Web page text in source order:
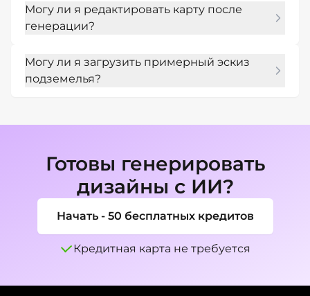
комнаты, двери, секретные ходы, опасности,
сокровища и места с боссами.
Могу ли я редактировать карту после
генерации?
чтобы перемещать комнаты, расширять
коридоры, добавлять метки или упрощать
Могу ли я загрузить примерный эскиз
подземелья?
Готовы генерировать
дизайны с ИИ?
Начать - 50 бесплатных кредитов
Кредитная карта не требуется